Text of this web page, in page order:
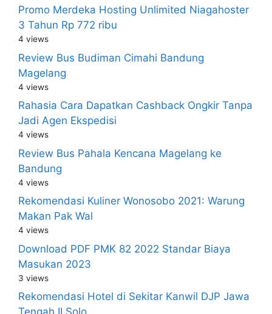
Promo Merdeka Hosting Unlimited Niagahoster
3 Tahun Rp 772 ribu
4 views
Review Bus Budiman Cimahi Bandung
Magelang
4 views
Rahasia Cara Dapatkan Cashback Ongkir Tanpa
Jadi Agen Ekspedisi
4 views
Review Bus Pahala Kencana Magelang ke
Bandung
4 views
Rekomendasi Kuliner Wonosobo 2021: Warung
Makan Pak Wal
4 views
Download PDF PMK 82 2022 Standar Biaya
Masukan 2023
3 views
Rekomendasi Hotel di Sekitar Kanwil DJP Jawa